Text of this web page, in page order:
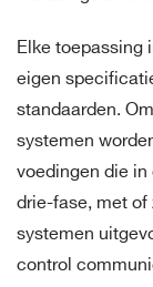
Elke toepassing
eigen
standaarden.
systemen
voedingen die in
drie-fase, met of
systemen
control